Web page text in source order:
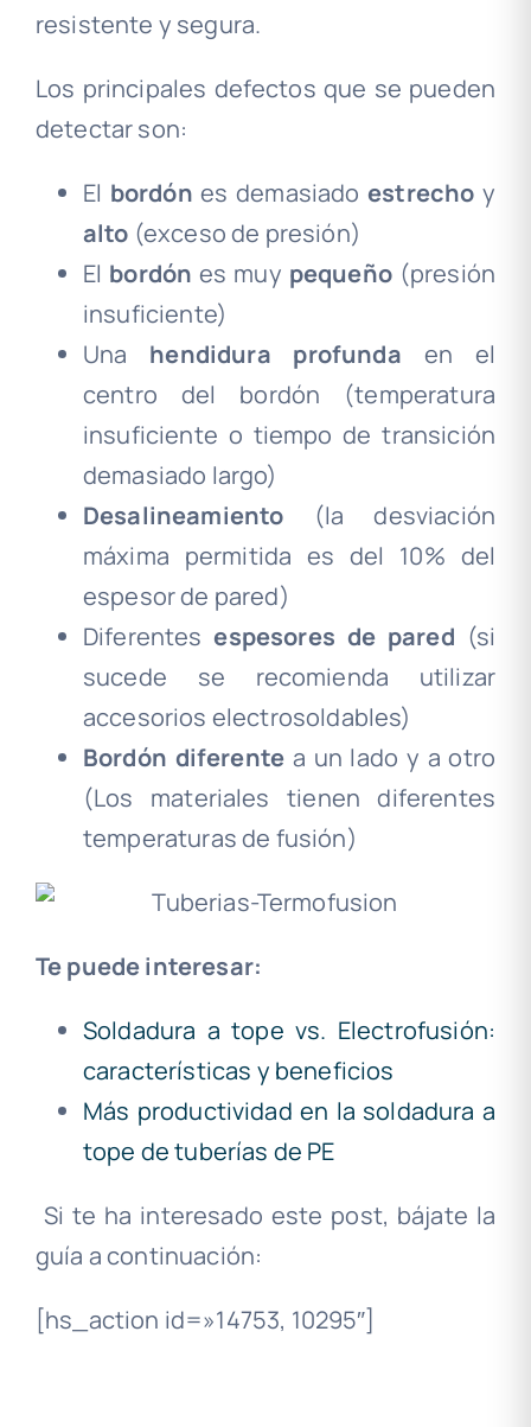
resistente y segura.
Los principales defectos que se pueden
detectar son:
El bordón es demasiadoestrecho y
alto (exceso de presión)
El bordón es muy pequeño(presión
insuficiente)
Una hendidura profunda en el
centro del bordón (temperatura
insuficiente o tiempo de transición
demasiado largo)
Desalineamiento (la desviación
máxima permitida es del 10% del
espesor de pared)
Diferentesespesores de pared (si
sucede se recomienda utilizar
accesorios electrosoldables)
Bordón diferente a un lado y a otro
(Los materiales tienen diferentes
temperaturas de fusión)
Te puede interesar:
Soldadura a tope vs. Electrofusión:
características y beneficios
Más productividad en la soldadura a
tope de tuberías de PE
Si te ha interesado este post, bájate la
guía a continuación:
[hs_action id=»14753, 10295″]